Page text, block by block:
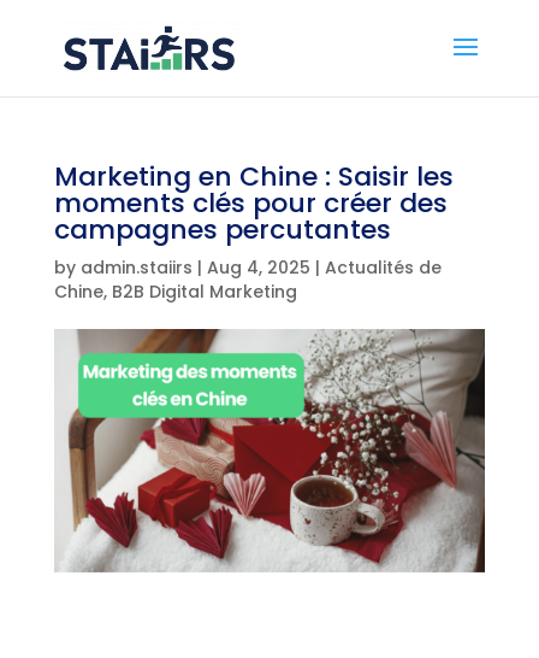
Marketing en Chine : Saisir les
moments clés pour créer des
campagnes percutantes
by admin.staiirs | Aug 4, 2025 | Actualités de
Chine, B2B Digital Marketing